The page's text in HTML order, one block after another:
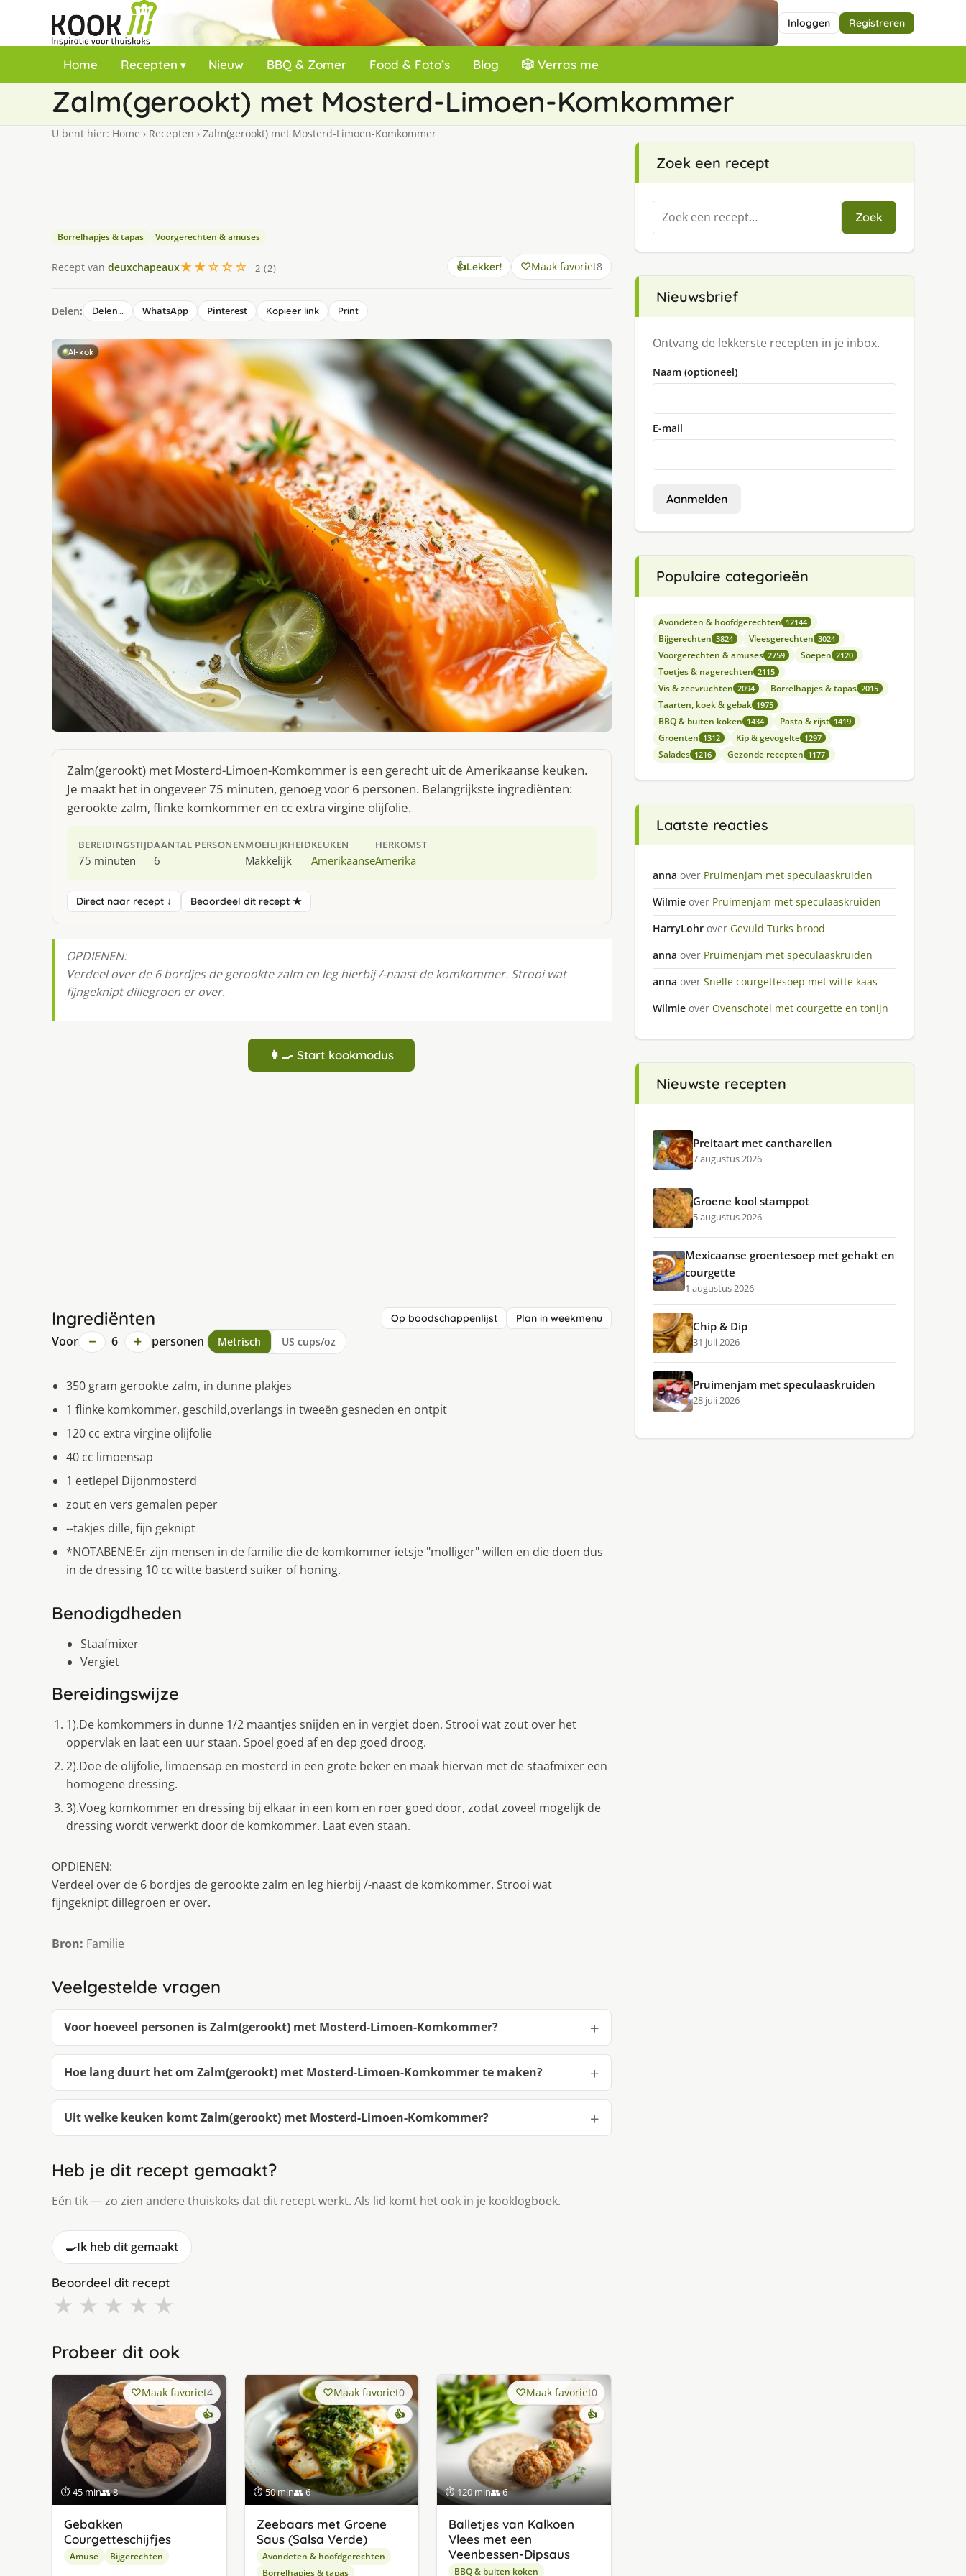
Inloggen Registreren
Home Recepten Nieuw BBQ & Zomer Food & Foto’s Blog 🎲 Verras me
Zalm(gerookt) met Mosterd-Limoen-Komkommer
U bent hier: Home › Recepten › Zalm(gerookt) met Mosterd-Limoen-Komkommer
Borrelhapjes & tapas Voorgerechten & amuses
Recept van deuxchapeaux★★☆☆☆ 2 (2) 👍Lekker! Maak favoriet8
Delen: Delen… WhatsApp Pinterest Kopieer link Print
AI-kok
Zalm(gerookt) met Mosterd-Limoen-Komkommer is een gerecht uit de Amerikaanse keuken.
Je maakt het in ongeveer 75 minuten, genoeg voor 6 personen. Belangrijkste ingrediënten:
gerookte zalm, flinke komkommer en cc extra virgine olijfolie.
BEREIDINGSTIJD
75 minuten
AANTAL PERSONEN
6
MOEILIJKHEID
Makkelijk
KEUKEN
Amerikaanse
HERKOMST
Amerika
Direct naar recept ↓ Beoordeel dit recept ★
OPDIENEN:
Verdeel over de 6 bordjes de gerookte zalm en leg hierbij /-naast de komkommer. Strooi wat
fijngeknipt dillegroen er over.
👩‍🍳 Start kookmodus
Ingrediënten Op boodschappenlijst Plan in weekmenu
Voor − 6 + personen Metrisch US cups/oz
350 gram gerookte zalm, in dunne plakjes
1 flinke komkommer, geschild,overlangs in tweeën gesneden en ontpit
120 cc extra virgine olijfolie
40 cc limoensap
1 eetlepel Dijonmosterd
zout en vers gemalen peper
--takjes dille, fijn geknipt
*NOTABENE:Er zijn mensen in de familie die de komkommer ietsje "molliger" willen en die doen dus
in de dressing 10 cc witte basterd suiker of honing.
Benodigdheden
Staafmixer
Vergiet
Bereidingswijze
1).De komkommers in dunne 1/2 maantjes snijden en in vergiet doen. Strooi wat zout over het
oppervlak en laat een uur staan. Spoel goed af en dep goed droog.
2).Doe de olijfolie, limoensap en mosterd in een grote beker en maak hiervan met de staafmixer een
homogene dressing.
3).Voeg komkommer en dressing bij elkaar in een kom en roer goed door, zodat zoveel mogelijk de
dressing wordt verwerkt door de komkommer. Laat even staan.
OPDIENEN:
Verdeel over de 6 bordjes de gerookte zalm en leg hierbij /-naast de komkommer. Strooi wat
fijngeknipt dillegroen er over.
Bron: Familie
Veelgestelde vragen
Voor hoeveel personen is Zalm(gerookt) met Mosterd-Limoen-Komkommer?
Hoe lang duurt het om Zalm(gerookt) met Mosterd-Limoen-Komkommer te maken?
Uit welke keuken komt Zalm(gerookt) met Mosterd-Limoen-Komkommer?
Heb je dit recept gemaakt?
Eén tik — zo zien andere thuiskoks dat dit recept werkt. Als lid komt het ook in je kooklogboek.
🍳Ik heb dit gemaakt
Beoordeel dit recept
★ ★ ★ ★ ★
Probeer dit ook
⏱ 45 min👥 8
Maak favoriet4
👍
Gebakken
Courgetteschijfjes
Amuse Bijgerechten
⏱ 50 min👥 6
Maak favoriet0
👍
Zeebaars met Groene
Saus (Salsa Verde)
Avondeten & hoofdgerechten
Borrelhapjes & tapas
⏱ 120 min👥 6
Maak favoriet0
👍
Balletjes van Kalkoen
Vlees met een
Veenbessen-Dipsaus
BBQ & buiten koken
Zoek een recept
Zoeken
naar:
Zoek
Nieuwsbrief
Ontvang de lekkerste recepten in je inbox.
Naam (optioneel)
E-mail
Aanmelden
Populaire categorieën
Avondeten & hoofdgerechten 12144
Bijgerechten 3824 Vleesgerechten 3024
Voorgerechten & amuses 2759 Soepen 2120
Toetjes & nagerechten 2115
Vis & zeevruchten 2094 Borrelhapjes & tapas 2015
Taarten, koek & gebak 1975
BBQ & buiten koken 1434 Pasta & rijst 1419
Groenten 1312 Kip & gevogelte 1297
Salades 1216 Gezonde recepten 1177
Laatste reacties
anna over Pruimenjam met speculaaskruiden
Wilmie over Pruimenjam met speculaaskruiden
HarryLohr over Gevuld Turks brood
anna over Pruimenjam met speculaaskruiden
anna over Snelle courgettesoep met witte kaas
Wilmie over Ovenschotel met courgette en tonijn
Nieuwste recepten
Preitaart met cantharellen
7 augustus 2026
Groene kool stamppot
5 augustus 2026
Mexicaanse groentesoep met gehakt en
courgette
1 augustus 2026
Chip & Dip
31 juli 2026
Pruimenjam met speculaaskruiden
28 juli 2026